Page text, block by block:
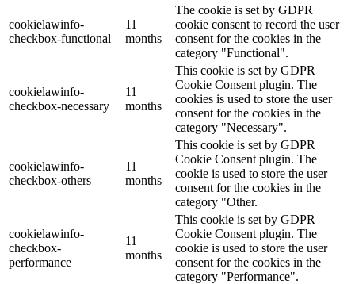
cookielawinfo-
checkbox-functional
11
months
The cookie is set by GDPR
cookie consent to record the user
consent for the cookies in the
category "Functional".
cookielawinfo-
checkbox-necessary
11
months
This cookie is set by GDPR
Cookie Consent plugin. The
cookies is used to store the user
consent for the cookies in the
category "Necessary".
cookielawinfo-
checkbox-others
11
months
This cookie is set by GDPR
Cookie Consent plugin. The
cookie is used to store the user
consent for the cookies in the
category "Other.
cookielawinfo-
checkbox-
performance
11
months
This cookie is set by GDPR
Cookie Consent plugin. The
cookie is used to store the user
consent for the cookies in the
category "Performance".